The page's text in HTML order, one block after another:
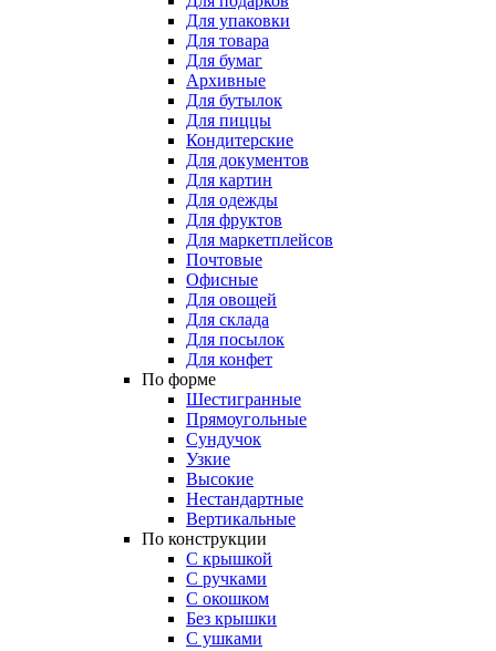
Для упаковки
Для товара
Для бумаг
Архивные
Для бутылок
Для пиццы
Кондитерские
Для документов
Для картин
Для одежды
Для фруктов
Для маркетплейсов
Почтовые
Офисные
Для овощей
Для склада
Для посылок
Для конфет
По форме
Шестигранные
Прямоугольные
Сундучок
Узкие
Высокие
Нестандартные
Вертикальные
По конструкции
С крышкой
С ручками
С окошком
Без крышки
С ушками